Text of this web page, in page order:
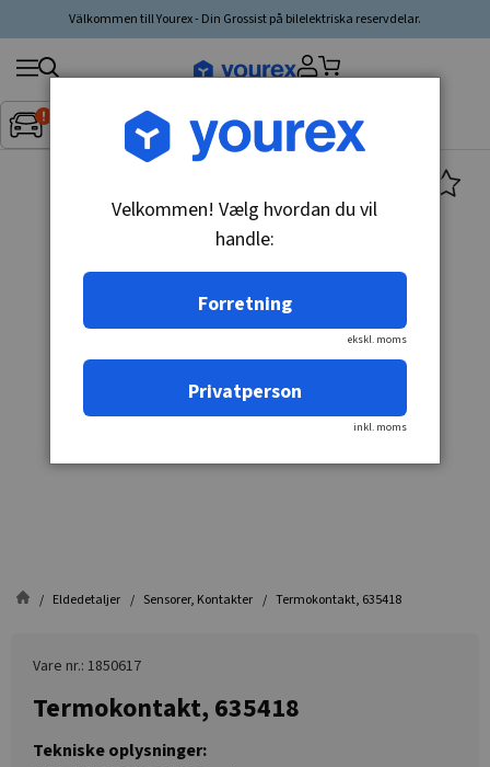
Välkommen till Yourex - Din Grossist på bilelektriska reservdelar.
Inget fordon valt▼
Søg
produkt,
producent,
Eldedetaljer Sensorer, Kontakter Termokontakt, 635418
Vare nr.: 1850617
Termokontakt, 635418
Tekniske oplysninger:
Velkommen! Vælg hvordan du vil
handle:
Forretning
ekskl. moms
Privatperson
inkl. moms